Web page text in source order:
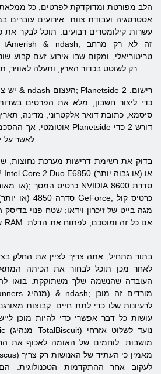
הלב מפורטת ומדוקדקת לפרטים, כל
אסטרטגיה ועבודת צוות. אירועים עוברים
עשרות קילומטרים רבועים. תוכל לבקר
טריטוריאלי, ומקום שבו אירוע זעם קבוע
יש צורך בכל מה שלחדור היקום & ndash העצום; Planetside 2 רישום.
כדי ליצור חשבון, מלא את הפרטים
סיסמא, כתובת דואר אלקטרוני, מדינה,
אוטומטי, אך ההסכם עם כללי הרישום במשחק Planetside דורש 2 כדי
בדוק את רשימת דרישות מערכת נחוצות,
בתור מתחיל, אתה צריך לציין את החלק
לאחר מכן תוכל לבחור את הכיתה
העובדה שהנשמה שלך משתוקקת. בואו
לרעיונות שלו כדי לתת חיים. קבוצות
עושות כל דבר אפשרי כדי להיות מוכן
מושבות. לוחמים של האומה לאכוף את
לעקוב אחר ההתקדמות הטכנולוגית.